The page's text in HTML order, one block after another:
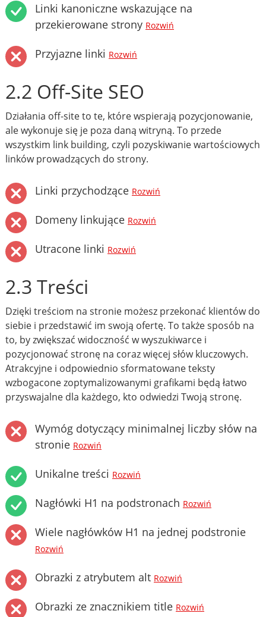
Linki kanoniczne wskazujące na
przekierowane strony Rozwiń
Przyjazne linki Rozwiń
2.2 Off-Site SEO
Działania off-site to te, które wspierają pozycjonowanie,
ale wykonuje się je poza daną witryną. To przede
wszystkim link building, czyli pozyskiwanie wartościowych
linków prowadzących do strony.
Linki przychodzące Rozwiń
Domeny linkujące Rozwiń
Utracone linki Rozwiń
2.3 Treści
Dzięki treściom na stronie możesz przekonać klientów do
siebie i przedstawić im swoją ofertę. To także sposób na
to, by zwiększać widoczność w wyszukiwarce i
pozycjonować stronę na coraz więcej słów kluczowych.
Atrakcyjne i odpowiednio sformatowane teksty
wzbogacone zoptymalizowanymi grafikami będą łatwo
przyswajalne dla każdego, kto odwiedzi Twoją stronę.
Wymóg dotyczący minimalnej liczby słów na
stronie Rozwiń
Unikalne treści Rozwiń
Nagłówki H1 na podstronach Rozwiń
Wiele nagłówków H1 na jednej podstronie
Rozwiń
Obrazki z atrybutem alt Rozwiń
Obrazki ze znacznikiem title Rozwiń